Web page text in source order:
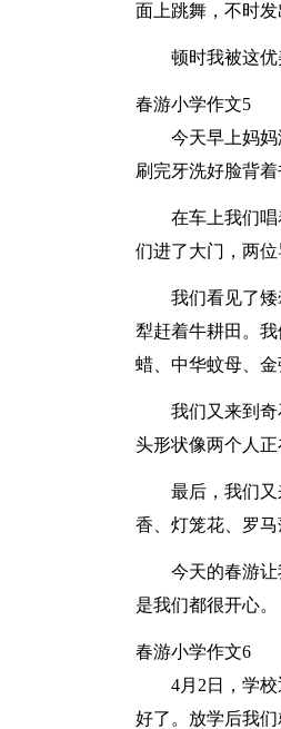
面上跳舞，不时发
顿时我被这
春游小学作文5
今天早上妈
刷完牙洗好脸背
在车上我们
们进了大门，两位
我们看见了
犁赶着牛耕田。
蜡、中华蚊母、金
我们又来到
头形状像两个人
最后，我们
香、灯笼花、罗
今天的春游
是我们都很开心。
春游小学作文6
4月2日，学
好了。放学后我们